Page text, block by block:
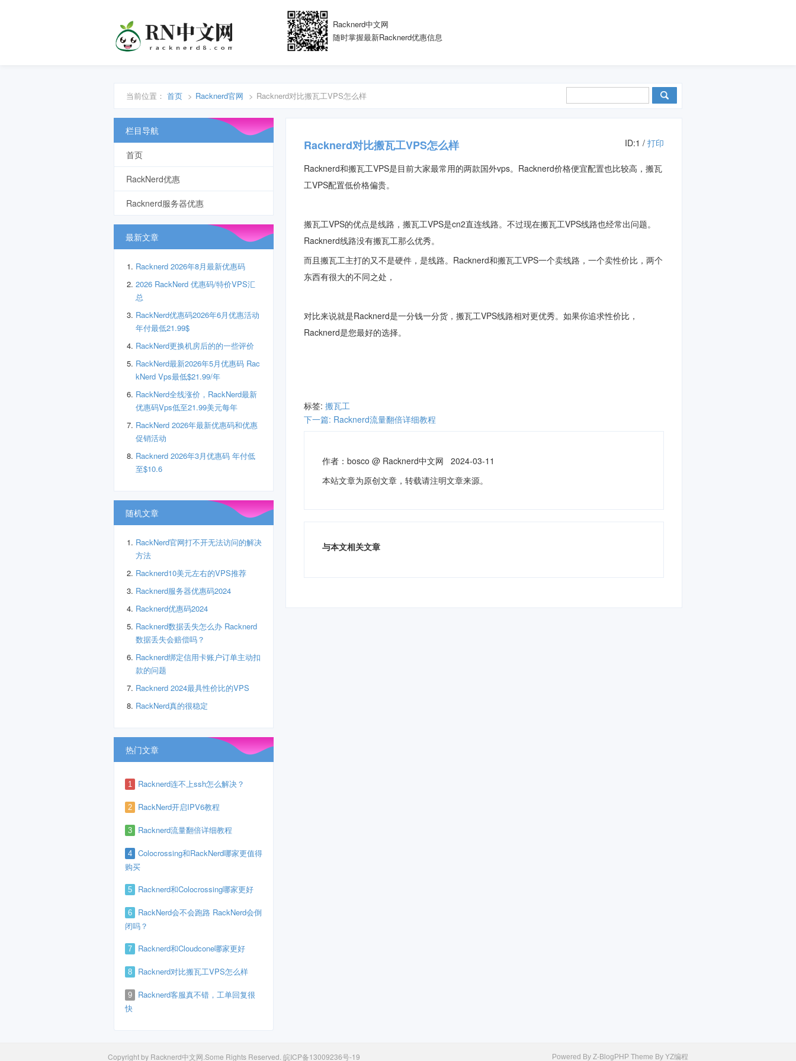
Racknerd中文网
随时掌握最新Racknerd优惠信息
当前位置： 首页 > Racknerd官网 > Racknerd对比搬瓦工VPS怎么样
Racknerd对比搬瓦工VPS怎么样 ID:1 / 打印
Racknerd和搬瓦工VPS是目前大家最常用的两款国外vps。Racknerd价格便宜配置也比较高，搬瓦
工VPS配置低价格偏贵。
搬瓦工VPS的优点是线路，搬瓦工VPS是cn2直连线路。不过现在搬瓦工VPS线路也经常出问题。
Racknerd线路没有搬瓦工那么优秀。
而且搬瓦工主打的又不是硬件，是线路。 Racknerd和搬瓦工VPS一个卖线路，一个卖性价比，两个
东西有很大的不同之处，
对比来说就是Racknerd是一分钱一分货，搬瓦工VPS线路相对更优秀。如果你追求性价比，
Racknerd是您最好的选择。
标签: 搬瓦工
下一篇: Racknerd流量翻倍详细教程
作者： bosco @ Racknerd中文网 2024-03-11
本站文章为原创文章，转载请注明文章来源。
与本文相关文章
栏目导航
首页
RackNerd优惠
Racknerd服务器优惠
最新文章
Racknerd 2026年8月最新优惠码
2026 RackNerd 优惠码/特价VPS汇
总
RackNerd优惠码2026年6月优惠活动
年付最低21.99$
RackNerd更换机房后的的一些评价
RackNerd最新2026年5月优惠码 Rac
kNerd Vps最低$21.99/年
RackNerd全线涨价，RackNerd最新
优惠码Vps低至21.99美元每年
RackNerd 2026年最新优惠码和优惠
促销活动
Racknerd 2026年3月优惠码 年付低
至$10.6
随机文章
RackNerd官网打不开无法访问的解决
方法
Racknerd10美元左右的VPS推荐
Racknerd服务器优惠码2024
Racknerd优惠码2024
Racknerd数据丢失怎么办 Racknerd
数据丢失会赔偿吗？
Racknerd绑定信用卡账户订单主动扣
款的问题
Racknerd 2024最具性价比的VPS
RackNerd真的很稳定
热门文章
1 Racknerd连不上ssh怎么解决？
2 RackNerd开启IPV6教程
3 Racknerd流量翻倍详细教程
4
Colocrossing和RackNerd哪家更值得
购买
5 Racknerd和Colocrossing哪家更好
6
RackNerd会不会跑路 RackNerd会倒
闭吗？
7 Racknerd和Cloudcone哪家更好
8 Racknerd对比搬瓦工VPS怎么样
9
Racknerd客服真不错，工单回复很
快
Copyright by Racknerd中文网.Some Rights Reserved. Powered By Z-BlogPHP Theme By YZ编程
皖ICP备13009236号-19